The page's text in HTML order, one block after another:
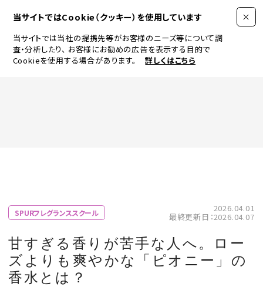
当サイトではCookie（クッキー）を使用しています
当サイトでは当社の提携先等がお客様のニーズ等について調
査・分析したり、 お客様にお勧めの広告を表示する目的で
Cookieを使用する場合があります。
詳しくはこちら
LIFESTYLE
CULTURE
SPURフレグランススクール 2026.04.01
最終更新日：2026.04.07
甘すぎる香りが苦手な人へ。ロー
ズよりも爽やかな「ピオニー」の
香水とは？